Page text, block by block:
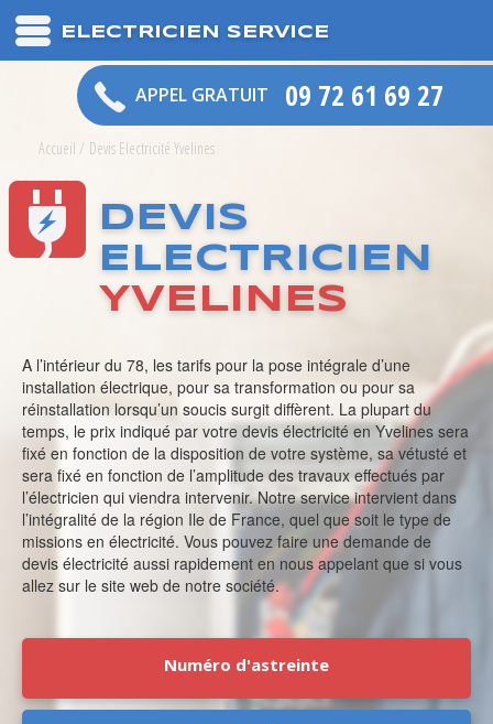
ELECTRICIEN SERVICE
APPEL GRATUIT 09 72 61 69 27
Accueil / Devis Electricité Yvelines
DEVIS
ELECTRICIEN
YVELINES
A l’intérieur du 78, les tarifs pour la pose intégrale d’une
installation électrique, pour sa transformation ou pour sa
réinstallation lorsqu’un soucis surgit diffèrent. La plupart du
temps, le prix indiqué par votre devis électricité en Yvelines sera
fixé en fonction de la disposition de votre système, sa vétusté et
sera fixé en fonction de l’amplitude des travaux effectués par
l’électricien qui viendra intervenir. Notre service intervient dans
l’intégralité de la région Ile de France, quel que soit le type de
missions en électricité. Vous pouvez faire une demande de
devis électricité aussi rapidement en nous appelant que si vous
allez sur le site web de notre société.
Numéro d'astreinte